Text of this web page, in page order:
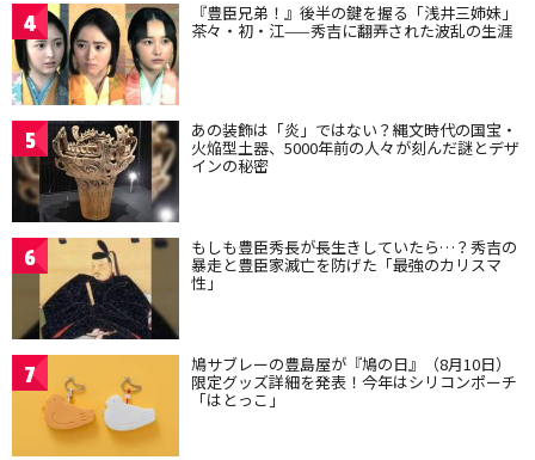
4 『豊臣兄弟！』後半の鍵を握る「浅井三姉妹」
茶々・初・江——秀吉に翻弄された波乱の生涯
5 あの装飾は「炎」ではない？縄文時代の国宝・
火焔型土器、5000年前の人々が刻んだ謎とデザ
インの秘密
6 もしも豊臣秀長が長生きしていたら…？秀吉の
暴走と豊臣家滅亡を防げた「最強のカリスマ
性」
7 鳩サブレーの豊島屋が『鳩の日』（8月10日）
限定グッズ詳細を発表！今年はシリコンポーチ
「はとっこ」